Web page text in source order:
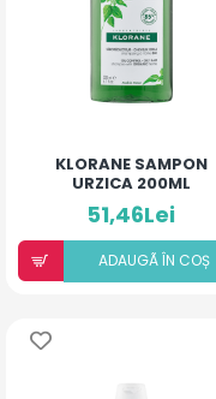
KLORANE SAMPON
URZICA 200ML
51,46Lei
ADAUGÃ ÎN COȘ